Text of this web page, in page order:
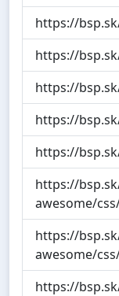
https://
https://
https://
https://
https://
https://
awesome/
https://
awesome/
https://